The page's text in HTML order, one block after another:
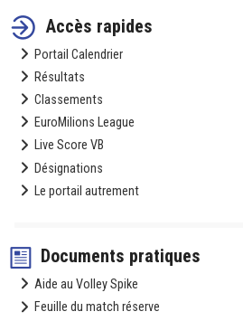
Accès rapides
Portail Calendrier
Résultats
Classements
EuroMilions League
Live Score VB
Désignations
Le portail autrement
Documents pratiques
Aide au Volley Spike
Feuille du match réserve